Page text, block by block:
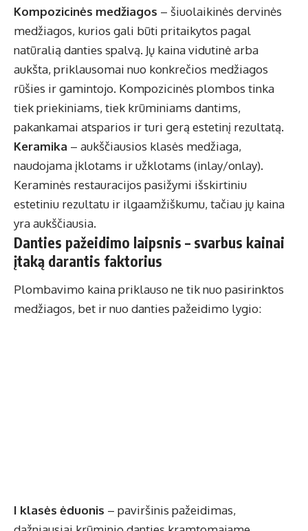
Kompozicinės medžiagos – šiuolaikinės dervinės
medžiagos, kurios gali būti pritaikytos pagal
natūralią danties spalvą. Jų kaina vidutinė arba
aukšta, priklausomai nuo konkrečios medžiagos
rūšies ir gamintojo. Kompozicinės plombos tinka
tiek priekiniams, tiek krūminiams dantims,
pakankamai atsparios ir turi gerą estetinį rezultatą.
Keramika – aukščiausios klasės medžiaga,
naudojama įklotams ir užklotams (inlay/onlay).
Keraminės restauracijos pasižymi išskirtiniu
estetiniu rezultatu ir ilgaamžiškumu, tačiau jų kaina
yra aukščiausia.
Danties pažeidimo laipsnis – svarbus kainai
įtaką darantis faktorius
Plombavimo kaina priklauso ne tik nuo pasirinktos
medžiagos, bet ir nuo danties pažeidimo lygio:
I klasės ėduonis – paviršinis pažeidimas,